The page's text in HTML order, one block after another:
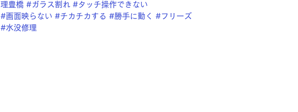
理豊橋 #ガラス割れ #タッチ操作できない
#画面映らない #チカチカする #勝手に動く
#フリーズ
#水没修理